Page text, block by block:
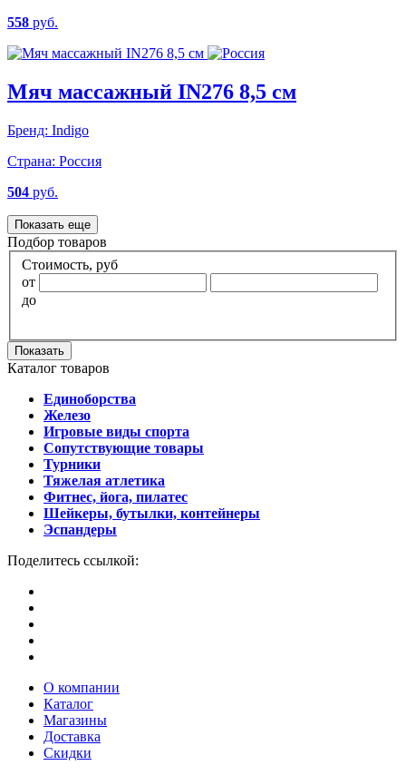
558 руб.
Мяч массажный IN276 8,5 см
Бренд: Indigo
Страна: Россия
504 руб.
Показать еще
Подбор товаров
Стоимость, руб
от
до
Показать
Каталог товаров
Единоборства
Железо
Игровые виды спорта
Сопутствующие товары
Турники
Тяжелая атлетика
Фитнес, йога, пилатес
Шейкеры, бутылки, контейнеры
Эспандеры
Поделитесь ссылкой:
О компании
Каталог
Магазины
Доставка
Скидки